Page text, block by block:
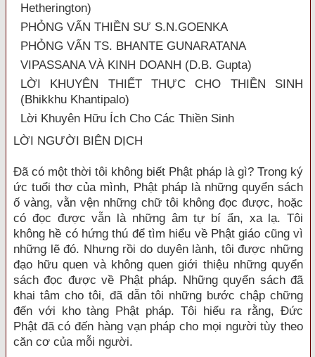
Hetherington)
PHỎNG VẤN THIỀN SƯ S.N.GOENKA
PHỎNG VẤN TS. BHANTE GUNARATANA
VIPASSANA VÀ KINH DOANH (D.B. Gupta)
LỜI KHUYÊN THIẾT THỰC CHO THIỀN SINH
(Bhikkhu Khantipalo)
Lời Khuyên Hữu Ích Cho Các Thiền Sinh
LỜI NGƯỜI BIÊN DỊCH
Đã có một thời tôi không biết Phật pháp là gì? Trong ký
ức tuổi thơ của mình, Phật pháp là những quyển sách
ố vàng, vằn vện những chữ tôi không đọc được, hoặc
có đọc được vẫn là những âm tự bí ẩn, xa lạ. Tôi
không hề có hứng thú để tìm hiểu về Phật giáo cũng vì
những lẽ đó. Nhưng rồi do duyên lành, tôi được những
đạo hữu quen và không quen giới thiệu những quyển
sách đọc được về Phật pháp. Những quyển sách đã
khai tâm cho tôi, đã dẫn tôi những bước chập chững
đến với kho tàng Phật pháp. Tôi hiểu ra rằng, Đức
Phật đã có đến hàng vạn pháp cho mọi người tùy theo
căn cơ của mỗi người.